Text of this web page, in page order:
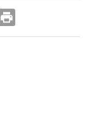
print